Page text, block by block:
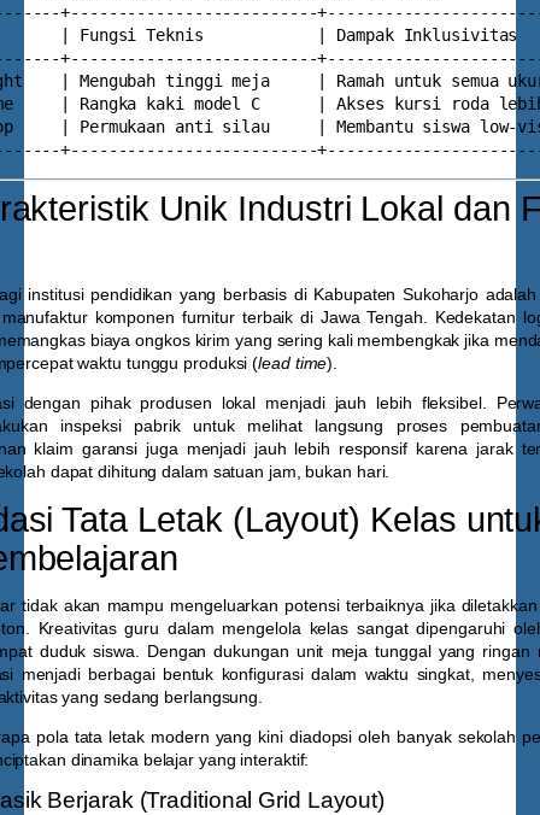
+--------------------------
| Fungsi Teknis            | Dampak
+--------------------------
| Mengubah tinggi meja     | Ramah untuk semua
| Rangka kaki model C      | Akses kursi roda
| Permukaan anti silau     | Membantu siswa low-
Unik Industri Lokal dan
institusi pendidikan yang berbasis di Kabupaten Sukoharjo
komponen furnitur terbaik di Jawa Tengah. Kedekatan
biaya ongkos kirim yang sering kali membengkak jika
waktu tunggu produksi (lead time).
dengan pihak produsen lokal menjadi jauh lebih fleksibel.
inspeksi pabrik untuk melihat langsung proses
klaim garansi juga menjadi jauh lebih responsif karena jarak
dapat dihitung dalam satuan jam, bukan hari.
Tata Letak (Layout) Kelas
tidak akan mampu mengeluarkan potensi terbaiknya jika
Kreativitas guru dalam mengelola kelas sangat dipengaruhi
duduk siswa. Dengan dukungan unit meja tunggal yang ringan
menjadi berbagai bentuk konfigurasi dalam waktu singkat,
yang sedang berlangsung.
pola tata letak modern yang kini diadopsi oleh banyak sekolah
dinamika belajar yang interaktif:
Berjarak (Traditional Grid Layout)